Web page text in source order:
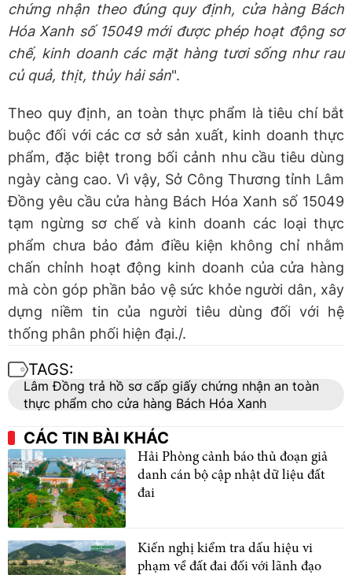
chứng nhận theo đúng quy định, cửa hàng Bách
Hóa Xanh số 15049 mới được phép hoạt động sơ
chế, kinh doanh các mặt hàng tươi sống như rau
củ quả, thịt, thủy hải sản".
Theo quy định, an toàn thực phẩm là tiêu chí bắt
buộc đối với các cơ sở sản xuất, kinh doanh thực
phẩm, đặc biệt trong bối cảnh nhu cầu tiêu dùng
ngày càng cao. Vì vậy, Sở Công Thương tỉnh Lâm
Đồng yêu cầu cửa hàng Bách Hóa Xanh số 15049
tạm ngừng sơ chế và kinh doanh các loại thực
phẩm chưa bảo đảm điều kiện không chỉ nhằm
chấn chỉnh hoạt động kinh doanh của cửa hàng
mà còn góp phần bảo vệ sức khỏe người dân, xây
dựng niềm tin của người tiêu dùng đối với hệ
thống phân phối hiện đại./.
TAGS:
Lâm Đồng trả hồ sơ cấp giấy chứng nhận an toàn
thực phẩm cho cửa hàng Bách Hóa Xanh
CÁC TIN BÀI KHÁC
Hải Phòng cảnh báo thủ đoạn giả
danh cán bộ cập nhật dữ liệu đất
đai
Kiến nghị kiểm tra dấu hiệu vi
phạm về đất đai đối với lãnh đạo